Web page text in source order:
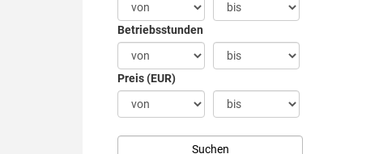
Betriebsstunden
Preis (EUR)